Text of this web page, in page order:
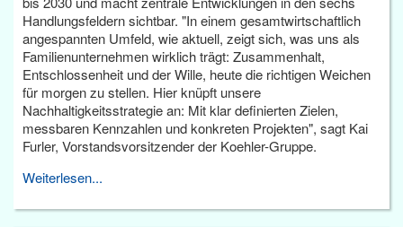
Handlungsfeldern sichtbar. "In einem gesamtwirtschaftlich
angespannten Umfeld, wie aktuell, zeigt sich, was uns als
Familienunternehmen wirklich trägt: Zusammenhalt,
Entschlossenheit und der Wille, heute die richtigen Weichen
für morgen zu stellen. Hier knüpft unsere
Nachhaltigkeitsstrategie an: Mit klar definierten Zielen,
messbaren Kennzahlen und konkreten Projekten", sagt Kai
Furler, Vorstandsvorsitzender der Koehler-Gruppe.
Weiterlesen...